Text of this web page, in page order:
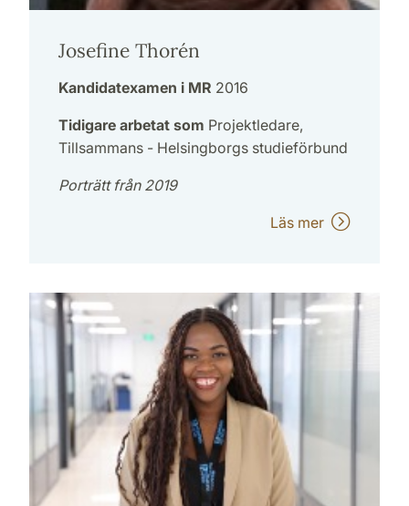
Josefine Thorén
Kandidatexamen i MR 2016
Tidigare arbetat som Projektledare,
Tillsammans - Helsingborgs studieförbund
Porträtt från 2019
Läs mer